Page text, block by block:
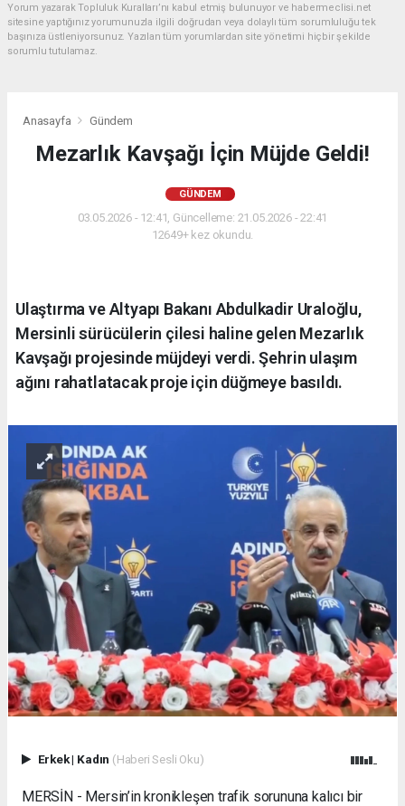
Yorum yazarak Topluluk Kuralları’nı kabul etmiş bulunuyor ve habermeclisi.net
sitesine yaptığınız yorumunuzla ilgili doğrudan veya dolaylı tüm sorumluluğu tek
başınıza üstleniyorsunuz. Yazılan tüm yorumlardan site yönetimi hiçbir şekilde
sorumlu tutulamaz.
Anasayfa Gündem
Mezarlık Kavşağı İçin Müjde Geldi!
GÜNDEM
03.05.2026 - 12:41, Güncelleme: 21.05.2026 - 22:41
12649+ kez okundu.
Ulaştırma ve Altyapı Bakanı Abdulkadir Uraloğlu,
Mersinli sürücülerin çilesi haline gelen Mezarlık
Kavşağı projesinde müjdeyi verdi. Şehrin ulaşım
ağını rahatlatacak proje için düğmeye basıldı.
Erkek| Kadın (Haberi Sesli Oku)
MERSİN - Mersin’in kronikleşen trafik sorununa kalıcı bir